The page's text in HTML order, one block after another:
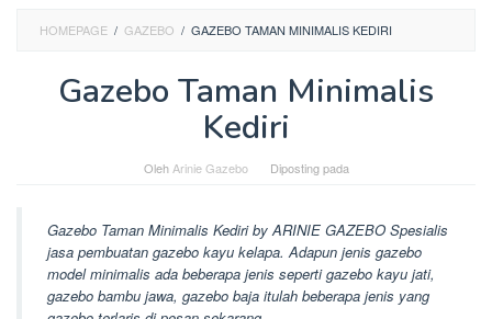
HOMEPAGE / GAZEBO / GAZEBO TAMAN MINIMALIS KEDIRI
Gazebo Taman Minimalis
Kediri
Oleh Arinie Gazebo Diposting pada
Gazebo Taman Minimalis Kediri by ARINIE GAZEBO Spesialis
jasa pembuatan gazebo kayu kelapa. Adapun jenis gazebo
model minimalis ada beberapa jenis seperti gazebo kayu jati,
gazebo bambu jawa, gazebo baja itulah beberapa jenis yang